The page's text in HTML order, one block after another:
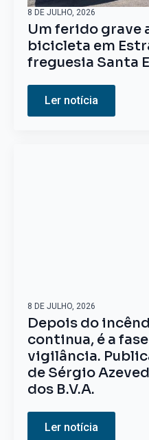
Um ferido grave
bicicleta em
freguesia Santa
8 DE JULHO, 2026
Ler notícia
Depois do
continua, é a
vigilância.
de Sérgio
dos B.V.A.
8 DE JULHO, 2026
Ler notícia